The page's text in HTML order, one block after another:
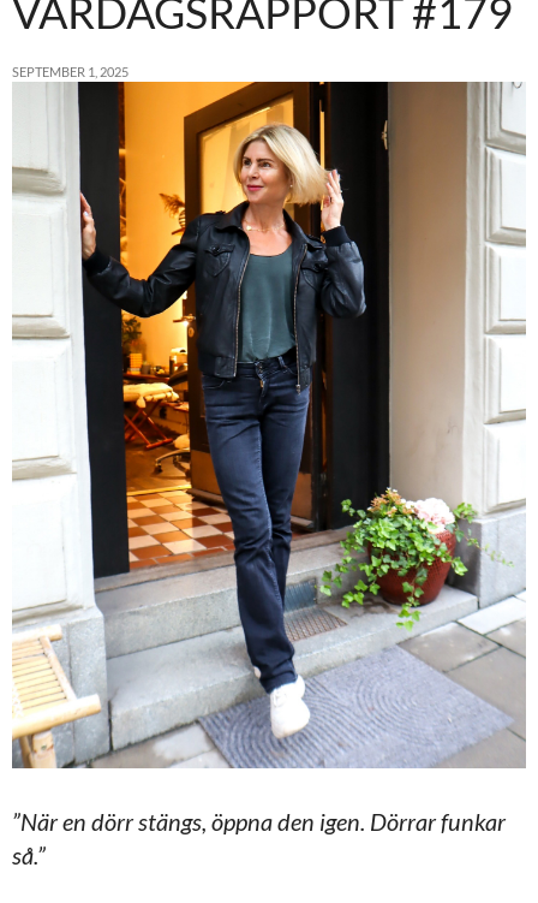
VARDAGSRAPPORT #179
SEPTEMBER 1, 2025
”När en dörr stängs, öppna den igen. Dörrar funkar
så.”